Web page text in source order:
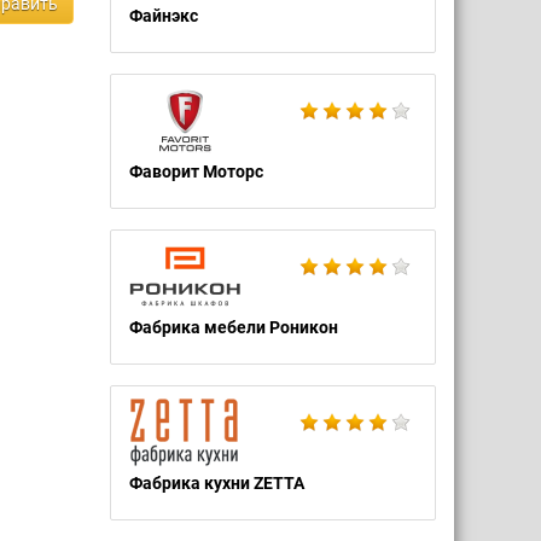
Файнэкс
Фаворит Моторс
Фабрика мебели Роникон
Фабрика кухни ZETTA